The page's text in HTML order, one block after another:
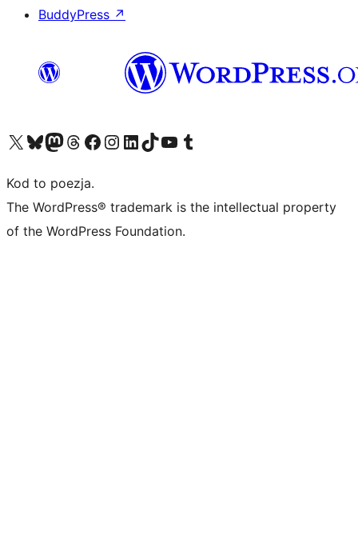
BuddyPress ↗
Odwiedź nasze konto X (dawniej Twitter)
Odwiedź nasze konto Bluesky
Odwiedź nasze konto na Mastodoncie
Odwiedź naszego Threadsa
Odwiedź naszego Facebooka
Odwiedź nasze konto na Instagramie
Odwiedź nasze konto na LinkedIn
Odwiedź naszego TikToka
Odwiedź nasz kanał YouTube
Odwiedź naszego Tumblra
Kod to poezja.
The WordPress® trademark is the intellectual property
of the WordPress Foundation.